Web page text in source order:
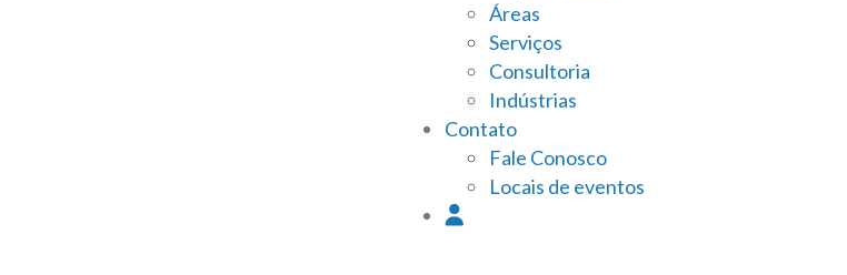
Áreas
Serviços
Consultoria
Indústrias
Contato
Fale Conosco
Locais de eventos